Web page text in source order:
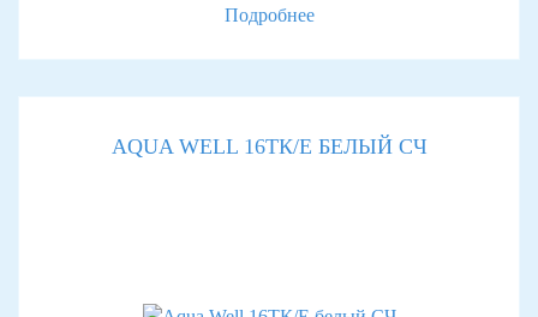
Подробнее
AQUA WELL 16TК/Е БЕЛЫЙ СЧ